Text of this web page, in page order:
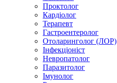
Проктолог
Кардіолог
Терапевт
Гастроентеролог
Отоларинголог (ЛОР)
Інфекціоніст
Невропатолог
Паразитолог
Імунолог